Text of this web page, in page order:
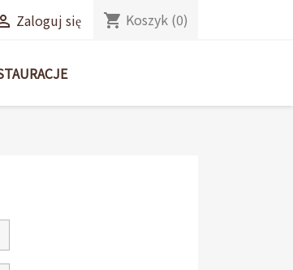
Zaloguj się shopping_cart Koszyk (0)